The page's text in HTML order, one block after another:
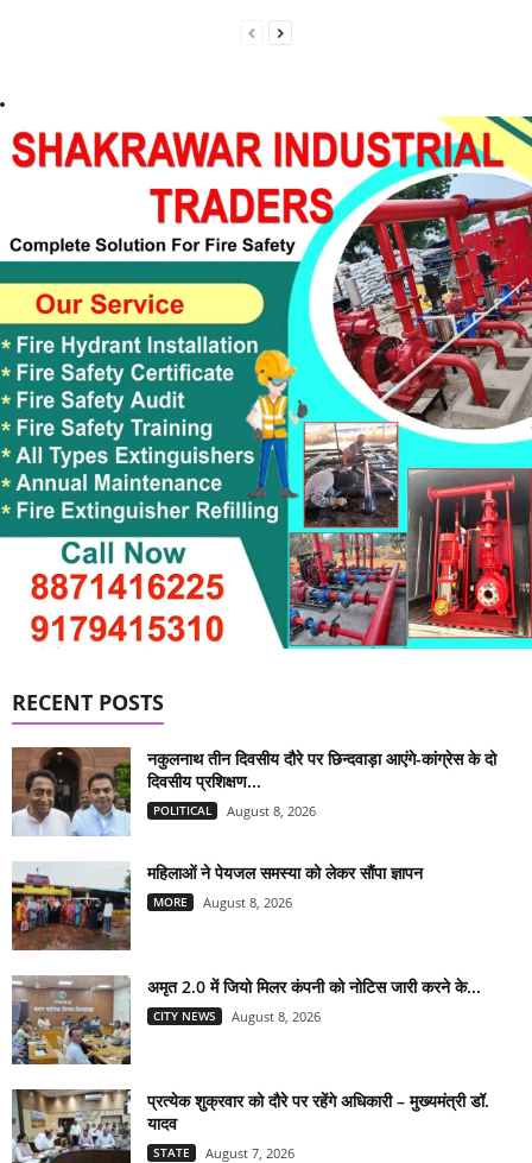
RECENT POSTS
नकुलनाथ तीन दिवसीय दौरे पर छिन्दवाड़ा आएंगे-कांग्रेस के दो
दिवसीय प्रशिक्षण...
POLITICAL August 8, 2026
महिलाओं ने पेयजल समस्या को लेकर सौंपा ज्ञापन
MORE August 8, 2026
अमृत 2.0 में जियो मिलर कंपनी को नोटिस जारी करने के...
CITY NEWS August 8, 2026
प्रत्येक शुक्रवार को दौरे पर रहेंगे अधिकारी – मुख्यमंत्री डॉ.
यादव
STATE August 7, 2026